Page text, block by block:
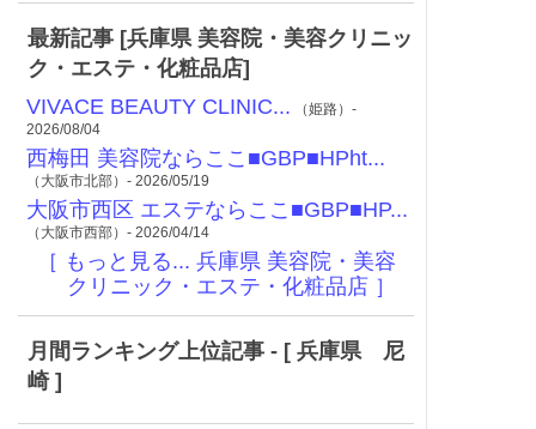
最新記事 [兵庫県 美容院・美容クリニッ
ク・エステ・化粧品店]
VIVACE BEAUTY CLINIC... （姫路）-
2026/08/04
西梅田 美容院ならここ■GBP■HPht...
（大阪市北部）- 2026/05/19
大阪市西区 エステならここ■GBP■HP...
（大阪市西部）- 2026/04/14
［ もっと見る... 兵庫県 美容院・美容
クリニック・エステ・化粧品店 ］
月間ランキング上位記事 - [ 兵庫県 尼
崎 ]